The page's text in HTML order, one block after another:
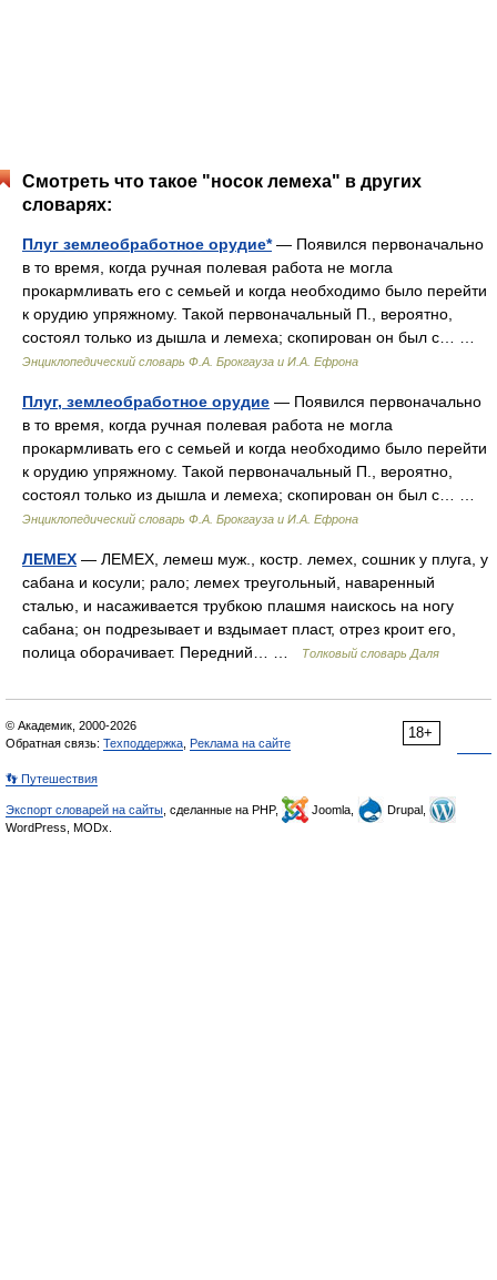
Смотреть что такое "носок лемеха" в других
словарях:
Плуг землеобработное орудие*— Появился первоначально
в то время, когда ручная полевая работа не могла
прокармливать его с семьей и когда необходимо было перейти
к орудию упряжному. Такой первоначальный П., вероятно,
состоял только из дышла и лемеха; скопирован он был с… …
Энциклопедический словарь Ф.А. Брокгауза и И.А. Ефрона
Плуг, землеобработное орудие — Появился первоначально
в то время, когда ручная полевая работа не могла
прокармливать его с семьей и когда необходимо было перейти
к орудию упряжному. Такой первоначальный П., вероятно,
состоял только из дышла и лемеха; скопирован он был с… …
Энциклопедический словарь Ф.А. Брокгауза и И.А. Ефрона
ЛЕМЕХ — ЛЕМЕХ, лемеш муж., костр. лемех, сошник у плуга, у
сабана и косули; рало; лемех треугольный, наваренный
сталью, и насаживается трубкою плашмя наискось на ногу
сабана; он подрезывает и вздымает пласт, отрез кроит его,
полица оборачивает. Передний… …
Толковый словарь Даля
18+
© Академик, 2000-2026
Обратная связь: Техподдержка Реклама на сайте
👣 Путешествия
Экспорт словарей на сайты , сделанные на PHP, Joomla,
Drupal,
WordPress, MODx.